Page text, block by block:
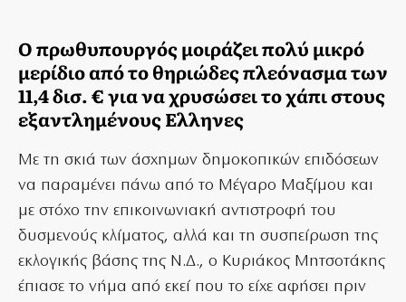
Ο πρωθυπουργός μοιράζει πολύ μικρό
μερίδιο από το θηριώδες πλεόνασμα των
11,4 δισ. € για να χρυσώσει το χάπι στους
εξαντλημένους Ελληνες
Mε τη σκιά των άσχημων δημοκοπικών επιδόσεων
να παραμένει πάνω από το Μέγαρο Μαξίμου και
με στόχο την επικοινωνιακή αντιστροφή του
δυσμενούς κλίματος, αλλά και τη συσπείρωση της
εκλογικής βάσης της Ν.Δ., ο Κυριάκος Μητσοτάκης
έπιασε το νήμα από εκεί που το είχε αφήσει πριν